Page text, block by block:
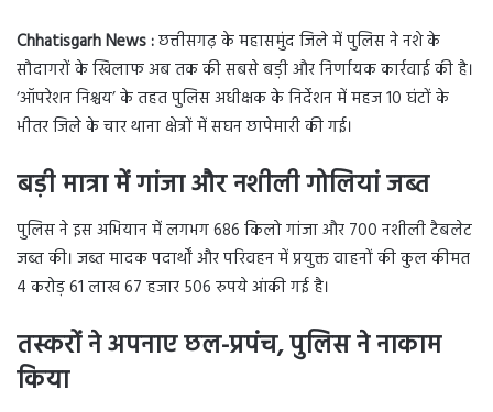
Chhatisgarh News :छत्तीसगढ़ के महासमुंद जिले में पुलिस ने नशे के
सौदागरों के खिलाफ अब तक की सबसे बड़ी और निर्णायक कार्रवाई की है।
‘ऑपरेशन निश्चय’ के तहत पुलिस अधीक्षक के निर्देशन में महज 10 घंटों के
भीतर जिले के चार थाना क्षेत्रों में सघन छापेमारी की गई।
बड़ी मात्रा में गांजा और नशीली गोलियां जब्त
पुलिस ने इस अभियान में लगभग 686 किलो गांजा और 700 नशीली टैबलेट
जब्त की। जब्त मादक पदार्थों और परिवहन में प्रयुक्त वाहनों की कुल कीमत
4 करोड़ 61 लाख 67 हजार 506 रुपये आंकी गई है।
तस्करों ने अपनाए छल-प्रपंच,पुलिस ने नाकाम
किया